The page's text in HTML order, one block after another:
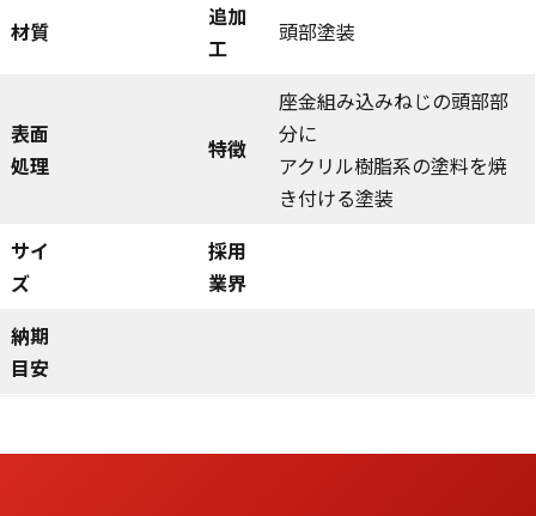
材質
追加
工
頭部塗装
表面
処理
特徴
座金組み込みねじの頭部部
分に
アクリル樹脂系の塗料を焼
き付ける塗装
サイ
ズ
採用
業界
納期
目安